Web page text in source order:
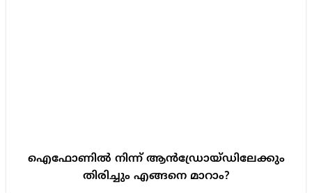
ഐഫോണിൽ നിന്ന് ആൻഡ്രോയ്ഡിലേക്കും
തിരിച്ചും എങ്ങനെ മാറാം?